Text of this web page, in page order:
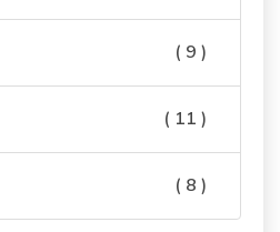
( 9 )
( 11 )
( 8 )